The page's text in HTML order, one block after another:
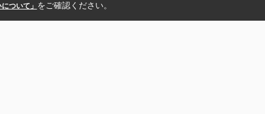
ついて」 をご確認ください。